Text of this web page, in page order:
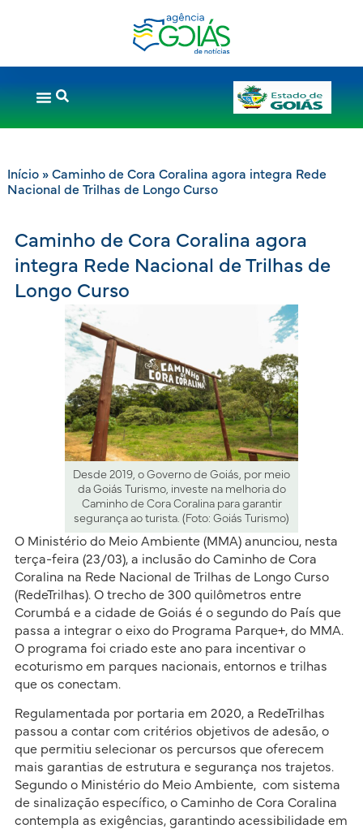
Início» Caminho de Cora Coralina agora integra Rede
Nacional de Trilhas de Longo Curso
Caminho de Cora Coralina agora
integra Rede Nacional de Trilhas de
Longo Curso
Desde 2019, o Governo de Goiás, por meio
da Goiás Turismo, investe na melhoria do
Caminho de Cora Coralina para garantir
segurança ao turista. (Foto: Goiás Turismo)
O Ministério do Meio Ambiente (MMA) anunciou, nesta
terça-feira (23/03), a inclusão do Caminho de Cora
Coralina na Rede Nacional de Trilhas de Longo Curso
(RedeTrilhas). O trecho de 300 quilômetros entre
Corumbá e a cidade de Goiás é o segundo do País que
passa a integrar o eixo do Programa Parque+, do MMA.
O programa foi criado este ano para incentivar o
ecoturismo em parques nacionais, entornos e trilhas
que os conectam.
Regulamentada por portaria em 2020, a RedeTrilhas
passou a contar com critérios objetivos de adesão, o
que permitiu selecionar os percursos que oferecem
mais garantias de estrutura e segurança nos trajetos.
Segundo o Ministério do Meio Ambiente, com sistema
de sinalização específico, o Caminho de Cora Coralina
contempla as exigências, garantindo acessibilidade em